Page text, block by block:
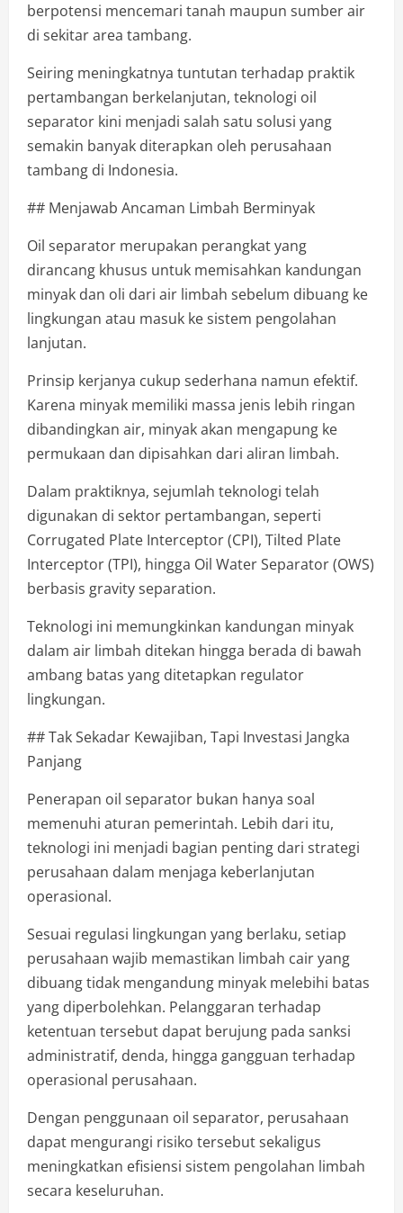
berpotensi mencemari tanah maupun sumber air
di sekitar area tambang.
Seiring meningkatnya tuntutan terhadap praktik
pertambangan berkelanjutan, teknologi oil
separator kini menjadi salah satu solusi yang
semakin banyak diterapkan oleh perusahaan
tambang di Indonesia.
## Menjawab Ancaman Limbah Berminyak
Oil separator merupakan perangkat yang
dirancang khusus untuk memisahkan kandungan
minyak dan oli dari air limbah sebelum dibuang ke
lingkungan atau masuk ke sistem pengolahan
lanjutan.
Prinsip kerjanya cukup sederhana namun efektif.
Karena minyak memiliki massa jenis lebih ringan
dibandingkan air, minyak akan mengapung ke
permukaan dan dipisahkan dari aliran limbah.
Dalam praktiknya, sejumlah teknologi telah
digunakan di sektor pertambangan, seperti
Corrugated Plate Interceptor (CPI), Tilted Plate
Interceptor (TPI), hingga Oil Water Separator (OWS)
berbasis gravity separation.
Teknologi ini memungkinkan kandungan minyak
dalam air limbah ditekan hingga berada di bawah
ambang batas yang ditetapkan regulator
lingkungan.
## Tak Sekadar Kewajiban, Tapi Investasi Jangka
Panjang
Penerapan oil separator bukan hanya soal
memenuhi aturan pemerintah. Lebih dari itu,
teknologi ini menjadi bagian penting dari strategi
perusahaan dalam menjaga keberlanjutan
operasional.
Sesuai regulasi lingkungan yang berlaku, setiap
perusahaan wajib memastikan limbah cair yang
dibuang tidak mengandung minyak melebihi batas
yang diperbolehkan. Pelanggaran terhadap
ketentuan tersebut dapat berujung pada sanksi
administratif, denda, hingga gangguan terhadap
operasional perusahaan.
Dengan penggunaan oil separator, perusahaan
dapat mengurangi risiko tersebut sekaligus
meningkatkan efisiensi sistem pengolahan limbah
secara keseluruhan.